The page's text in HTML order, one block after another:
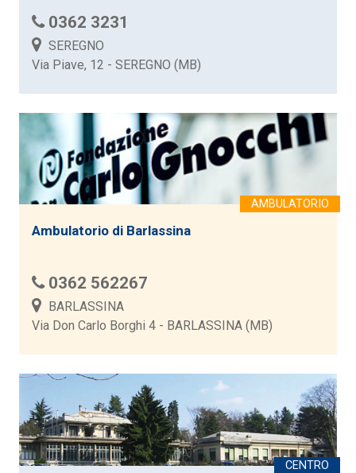
0362 3231
SEREGNO
Via Piave, 12 - SEREGNO (MB)
Ambulatorio di Barlassina
0362 562267
BARLASSINA
Via Don Carlo Borghi 4 - BARLASSINA (MB)